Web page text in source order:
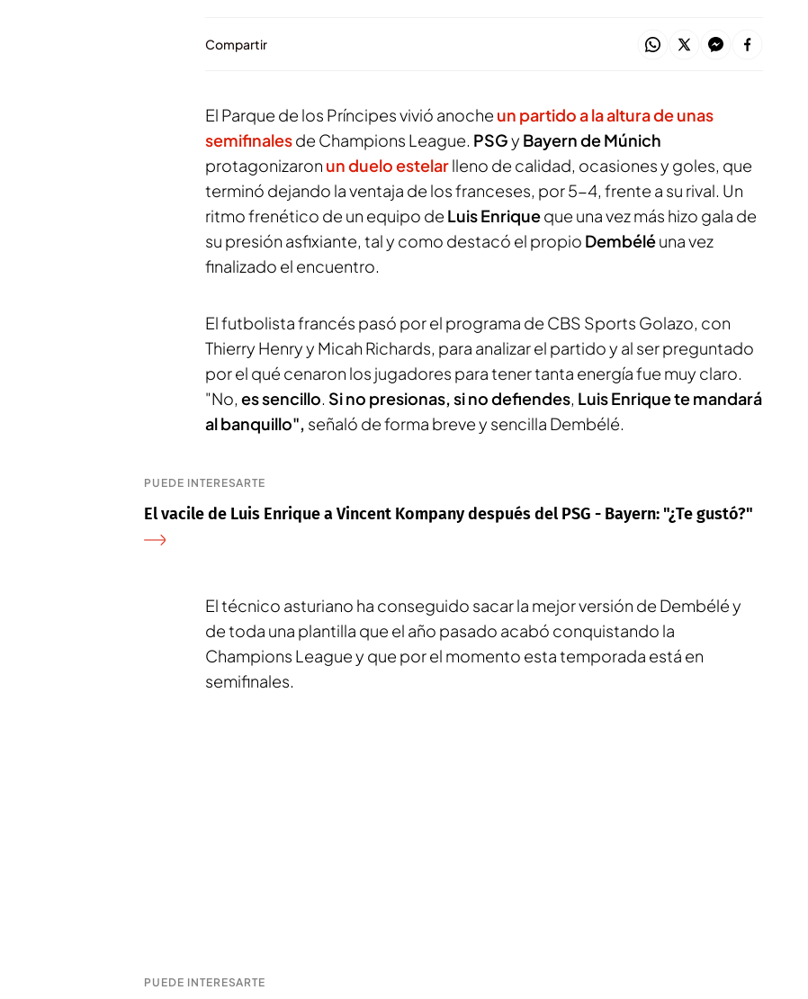
Compartir
El Parque de los Príncipes vivió anoche un partido a la altura de unas
semifinalesde Champions League. PSGy Bayern de Múnich
protagonizaron un duelo estelarlleno de calidad, ocasiones y goles, que
terminó dejando la ventaja de los franceses, por 5-4, frente a su rival. Un
ritmo frenético de un equipo de Luis Enriqueque una vez más hizo gala de
su presión asfixiante, tal y como destacó el propio Dembéléuna vez
finalizado el encuentro.
El futbolista francés pasó por el programa de CBS Sports Golazo, con
Thierry Henry y Micah Richards, para analizar el partido y al ser preguntado
por el qué cenaron los jugadores para tener tanta energía fue muy claro.
"No, es sencillo. Si no presionas, si no defiendes, Luis Enrique te mandará
al banquillo", señaló de forma breve y sencilla Dembélé.
PUEDE INTERESARTE
El vacile de Luis Enrique a Vincent Kompany después del PSG - Bayern: "¿Te gustó?"
El técnico asturiano ha conseguido sacar la mejor versión de Dembélé y
de toda una plantilla que el año pasado acabó conquistando la
Champions League y que por el momento esta temporada está en
semifinales.
PUEDE INTERESARTE